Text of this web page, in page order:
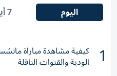
اليوم 7 أيام
1 كيفية مشاهدة مباراة
الودية والقنوات الناقلة